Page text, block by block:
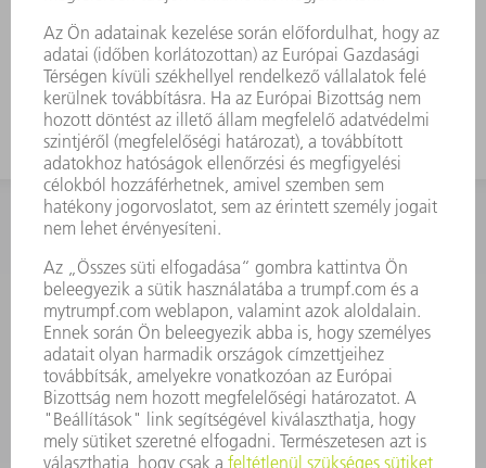
KAPCSOLAT
Szerszám
3628576045
08.00 - 16.30
szerszam@hu.trumpf.com
KAPCSOLAT
Alkatrész
3628576035
08.00 - 16.30
alkatresz@hu.trumpf.com